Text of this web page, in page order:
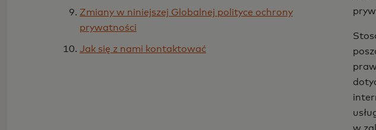
Zmiany w niniejszej Globalnej polityce ochrony
prywatności
Jak się z nami kontaktować
w